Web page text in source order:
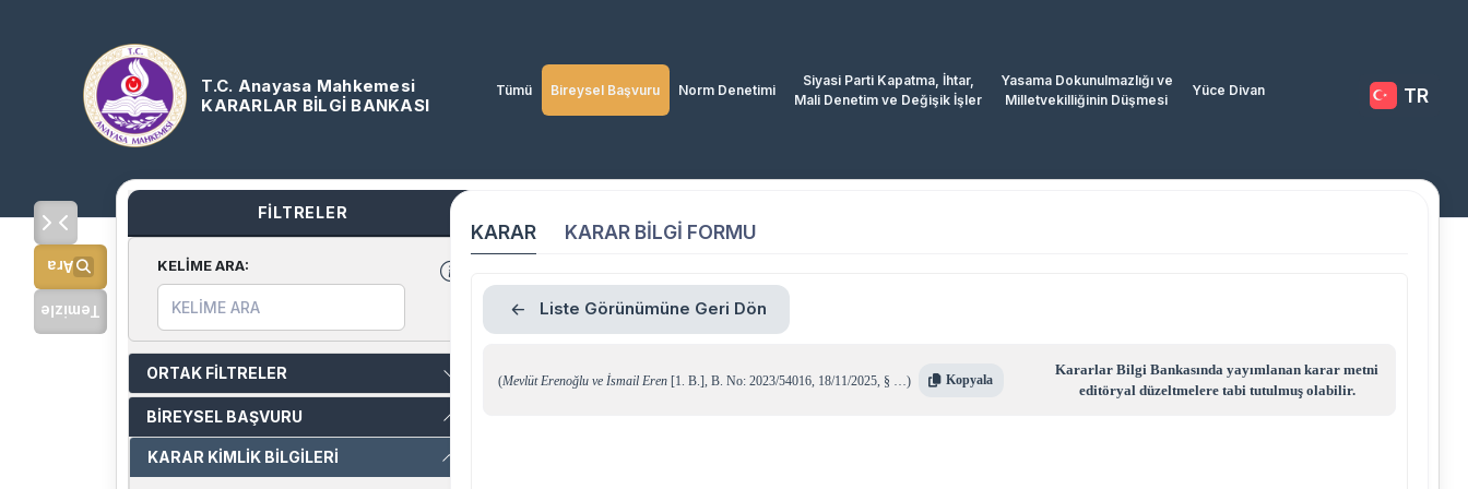
T.C. Anayasa Mahkemesi
KARARLAR BİLGİ BANKASI
Tümü Bireysel Başvuru Norm Denetimi
Siyasi Parti Kapatma, İhtar,
Mali Denetim ve Değişik İşler
Yasama Dokunulmazlığı ve
Milletvekilliğinin Düşmesi
Yüce Divan TR
Ara
Temizle
FİLTRELER
KELİME ARA:
ORTAK FİLTRELER
BİREYSEL BAŞVURU
KARAR KİMLİK BİLGİLERİ
KARAR KARAR BİLGİ FORMU
Liste Görünümüne Geri Dön
(Mevlüt Erenoğlu ve İsmail Eren [1. B.], B. No: 2023/54016, 18/11/2025, § …) Kopyala
Kararlar Bilgi Bankasında yayımlanan karar metni
editöryal düzeltmelere tabi tutulmuş olabilir.